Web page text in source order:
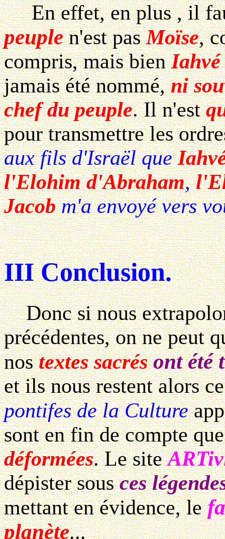
En effet, en plus , il
peuplen'est pasMoïse,
compris, mais bien
jamais été nommé,ni
chef du peuple. Il n'est
pour transmettre les
aux fils d'Israël que
l'Elohim d'Abraham,
Jacobm'a envoyé vers
III Conclusion.
Donc si nous
précédentes, on ne peut
nostextes sacrés ont été
et ils nous restent alors
pontifes de la Culture
sont en fin de compte
déformées. Le site
dépister sousces
mettant en évidence, le
planète...